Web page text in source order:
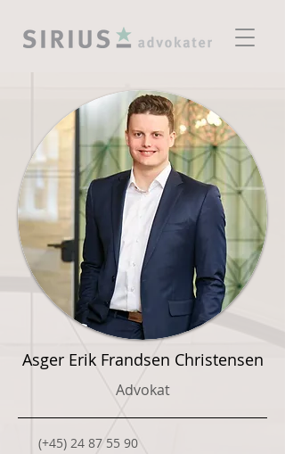
Asger Erik Frandsen Christensen
Advokat
(+45) 24 87 55 90